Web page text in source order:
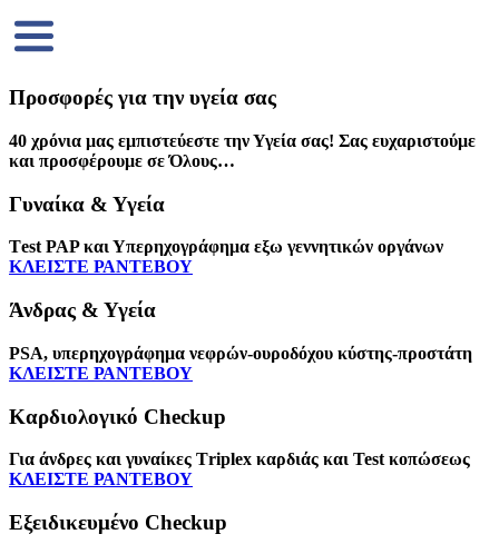
Προσφορές για την υγεία σας
40 χρόνια μας εμπιστεύεστε την Υγεία σας! Σας ευχαριστούμε
και προσφέρουμε σε Όλους…
Γυναίκα & Υγεία
Τest PAP και Υπερηχογράφημα εξω γεννητικών οργάνων
ΚΛΕΙΣΤΕ ΡΑΝΤΕΒΟΥ
Άνδρας & Υγεία
PSA, υπερηχογράφημα νεφρών-ουροδόχου κύστης-προστάτη
ΚΛΕΙΣΤΕ ΡΑΝΤΕΒΟΥ
Καρδιολογικό Checkup
Για άνδρες και γυναίκες Τriplex καρδιάς και Test κοπώσεως
ΚΛΕΙΣΤΕ ΡΑΝΤΕΒΟΥ
Εξειδικευμένο Checkup